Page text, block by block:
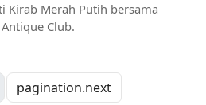
Kirab Merah Putih bersama
Club.
pagination.next